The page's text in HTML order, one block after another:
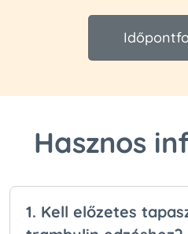
Hasznos
1. Kell előzetes